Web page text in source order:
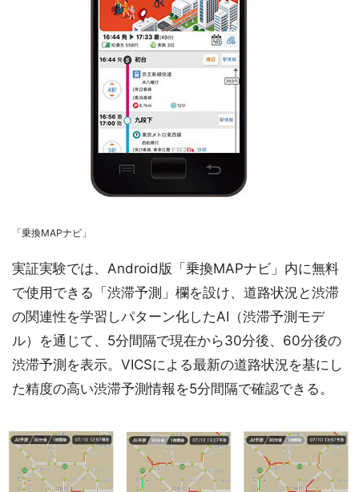
「乗換MAPナビ」
実証実験では、Android版「乗換MAPナビ」内に無料
で使用できる「渋滞予測」欄を設け、道路状況と渋滞
の関連性を学習しパターン化したAI（渋滞予測モデ
ル）を通じて、5分間隔で現在から30分後、60分後の
渋滞予測を表示。VICSによる最新の道路状況を基にし
た精度の高い渋滞予測情報を5分間隔で確認できる。